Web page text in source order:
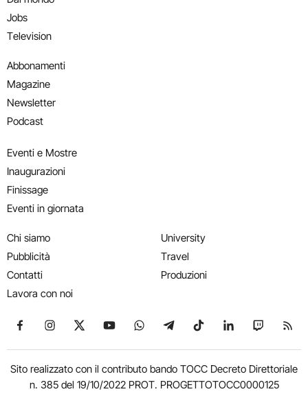
Jobs
Television
Abbonamenti
Magazine
Newsletter
Podcast
Eventi e Mostre
Inaugurazioni
Finissage
Eventi in giornata
Chi siamo
Pubblicità
Contatti
Lavora con noi
University
Travel
Produzioni
Seguici su Facebook
Seguici su Instagram
Seguici su X
Seguici su YouTube
Seguici su WhatsApp
Seguici su Telegram
Seguici su TikTok
Seguici su
Seguici
Sito realizzato con il contributo bando TOCC Decreto Direttoriale
n. 385 del 19/10/2022 PROT. PROGETTOTOCC0000125